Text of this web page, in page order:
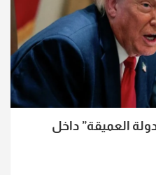
العميقة” داخل